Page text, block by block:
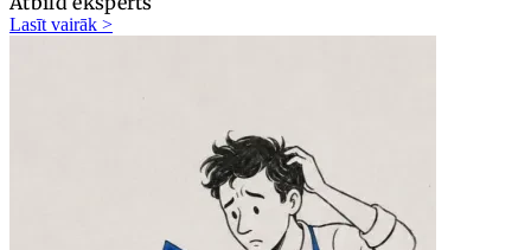
Lasīt vairāk >